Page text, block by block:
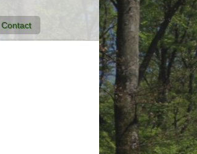
Contact